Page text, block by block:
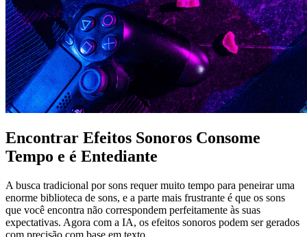
Encontrar Efeitos Sonoros Consome
Tempo e é Entediante
A busca tradicional por sons requer muito tempo para peneirar uma
enorme biblioteca de sons, e a parte mais frustrante é que os sons
que você encontra não correspondem perfeitamente às suas
expectativas. Agora com a IA, os efeitos sonoros podem ser gerados